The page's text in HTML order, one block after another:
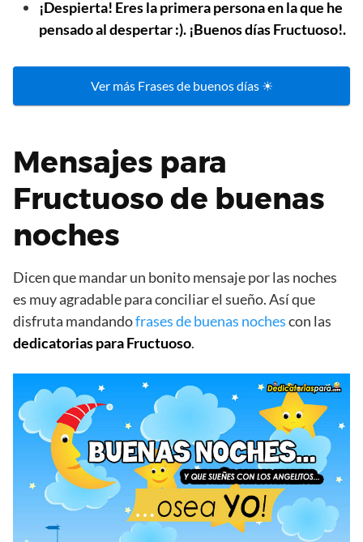
¡Despierta! Eres la primera persona en la que he
pensado al despertar :). ¡Buenos días Fructuoso!.
Ver más Frases de buenos días ☀
Mensajes para
Fructuoso de buenas
noches
Dicen que mandar un bonito mensaje por las noches
es muy agradable para conciliar el sueño. Así que
disfruta mandandofrases de buenas nochescon las
dedicatorias para Fructuoso.